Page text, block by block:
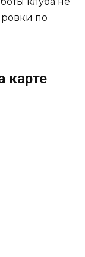
по
карте